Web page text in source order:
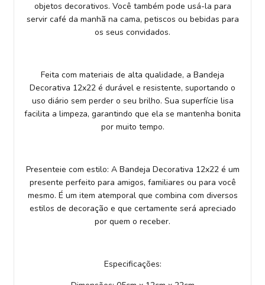
objetos decorativos. Você também pode usá-la para
servir café da manhã na cama, petiscos ou bebidas para
os seus convidados.
Feita com materiais de alta qualidade, a Bandeja
Decorativa 12x22 é durável e resistente, suportando o
uso diário sem perder o seu brilho. Sua superfície lisa
facilita a limpeza, garantindo que ela se mantenha bonita
por muito tempo.
Presenteie com estilo: A Bandeja Decorativa 12x22 é um
presente perfeito para amigos, familiares ou para você
mesmo. É um item atemporal que combina com diversos
estilos de decoração e que certamente será apreciado
por quem o receber.
Especificações: